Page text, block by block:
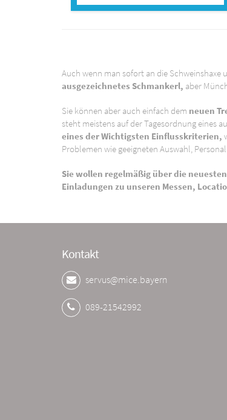
Auch wenn man sofort an die
ausgezeichnetes Schmankerl, aber
Sie können aber auch einfach dem neuen
steht meistens auf der Tagesordnung eines
eines der Wichtigsten Einflusskriterien,
Problemen wie geeigneten Auswahl,
Sie wollen regelmäßig über die
Einladungen zu unseren Messen,
Kontakt
servus@mice.bayern
089-21542992